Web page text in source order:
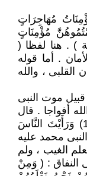
مُهَاجِرَاتٍ
مُؤْمِنَاتٍ
) (10) الممتحنة ) . هنا لفظا (
. أما قوله
القلبى ، والله
قبيل موت النبى
أفواجا . قال
جل وعلا : ( إِذَا جَاءَ نَصْرُ اللَّهِ وَالْفَتْحُ (1) وَرَأَيْتَ النَّاسَ
(2) النصر ). النبى محمد عليه
الغيب ، ولم
النفاق : ( وَمِنْ